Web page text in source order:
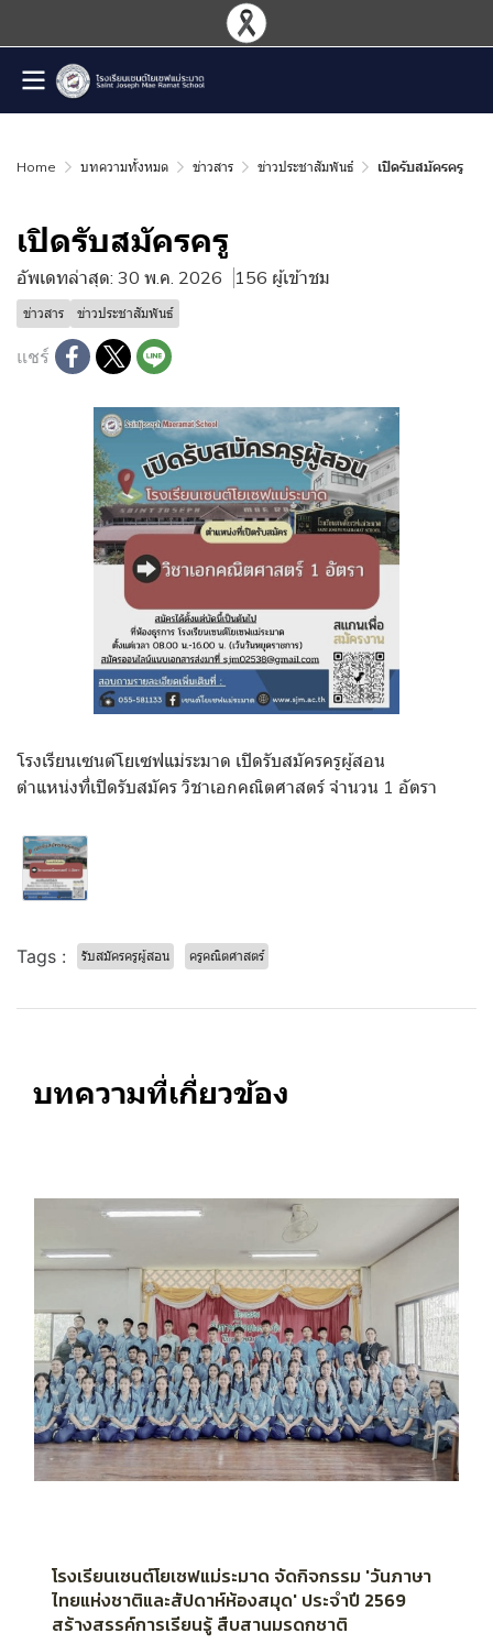
Home บทความทั้งหมด ข่าวสาร ข่าวประชาสัมพันธ์ เปิดรับสมัครครู
เปิดรับสมัครครู
อัพเดทล่าสุด: 30 พ.ค. 2026 156 ผู้เข้าชม
ข่าวสาร ข่าวประชาสัมพันธ์
แชร์
โรงเรียนเซนต์โยเซฟแม่ระมาด เปิดรับสมัครครูผู้สอน
ตำแหน่งที่เปิดรับสมัคร วิชาเอกคณิตศาสตร์ จำนวน 1 อัตรา
Tags : รับสมัครครูผู้สอน ครูคณิตศาสตร์
บทความที่เกี่ยวข้อง
โรงเรียนเซนต์โยเซฟแม่ระมาด จัดกิจกรรม 'วันภาษา
ไทยแห่งชาติและสัปดาห์ห้องสมุด' ประจำปี 2569
สร้างสรรค์การเรียนรู้ สืบสานมรดกชาติ